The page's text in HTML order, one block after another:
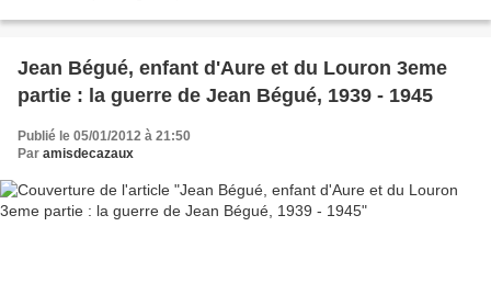
Jean Bégué, enfant d'Aure et du Louron 3eme
partie : la guerre de Jean Bégué, 1939 - 1945
Publié le 05/01/2012 à 21:50
Par amisdecazaux